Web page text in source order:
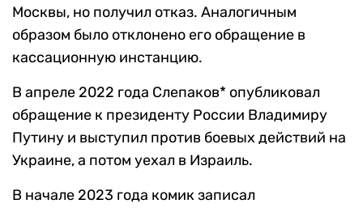
Москвы, но получил отказ. Аналогичным
образом было отклонено его обращение в
кассационную инстанцию.
В апреле 2022 года Слепаков* опубликовал
обращение к президенту России Владимиру
Путину и выступил против боевых действий на
Украине, а потом уехал в Израиль.
В начале 2023 года комик записал